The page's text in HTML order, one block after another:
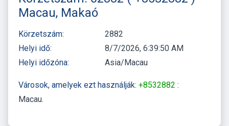
Macau, Makaó
Körzetszám:
2882
Helyi idő:
8/7/2026, 6:39:50 AM
Helyi időzóna:
Asia/Macau
Városok, amelyek ezt használják: +8532882 :
Macau